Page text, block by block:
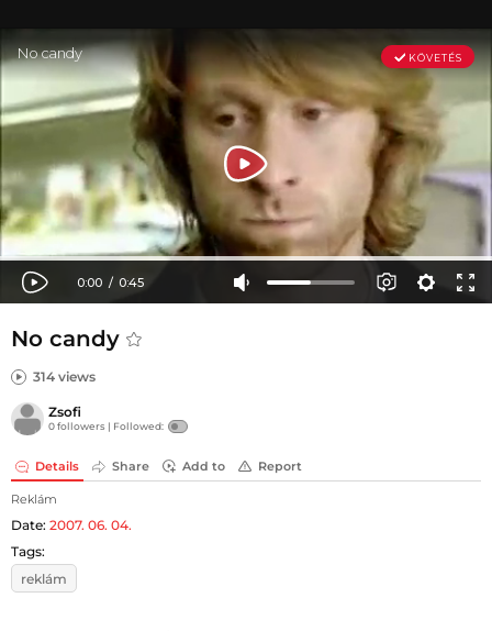
No candy
314 views
Zsofi
0 followers | Followed:
Details Share Add to Report
Reklám
Date: 2007. 06. 04.
Tags:
reklám